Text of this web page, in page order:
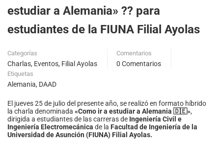
estudiar a Alemania» ?? para
estudiantes de la FIUNA Filial Ayolas
Categorías
Charlas, Eventos, Filial Ayolas
Comentarios
0 Comentarios
Etiquetas
Alemania, DAAD
El jueves 25 de julio del presente año, se realizó en formato híbrido
la charla denominada «Como ir a estudiar a Alemania 🇩🇪»,
dirigida a estudiantes de las carreras de Ingeniería Civil e
Ingeniería Electromecánica de la Facultad de Ingeniería de la
Universidad de Asunción (FIUNA) Filial Ayolas.